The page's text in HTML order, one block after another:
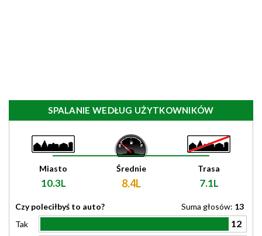
SPALANIE WEDŁUG UŻYTKOWNIKÓW
Miasto
10.3L
Średnie
8.4L
Trasa
7.1L
Czy poleciłbyś to auto? Suma głosów: 13
Tak
12